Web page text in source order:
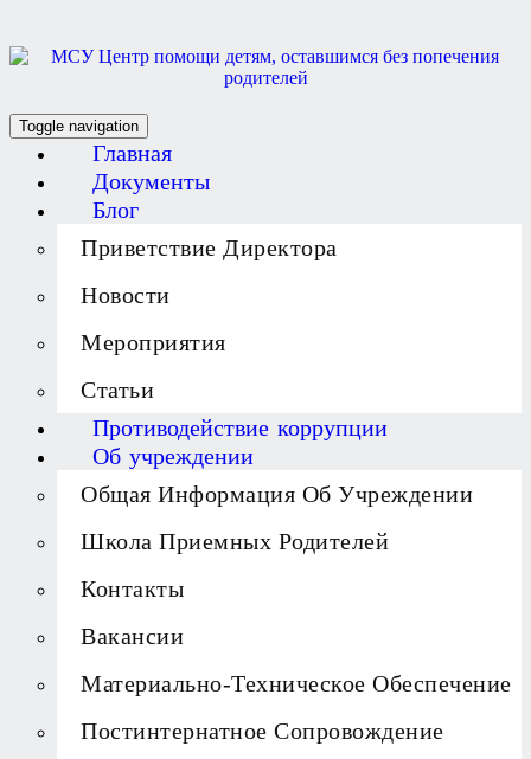
Toggle navigation
Главная
Документы
Блог
Приветствие Директора
Новости
Мероприятия
Статьи
Противодействие коррупции
Об учреждении
Общая Информация Об Учреждении
Школа Приемных Родителей
Контакты
Вакансии
Материально-Техническое Обеспечение
Постинтернатное Сопровождение